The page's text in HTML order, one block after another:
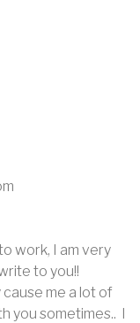
work, I am very
to you!!
me a lot of
you sometimes.. I